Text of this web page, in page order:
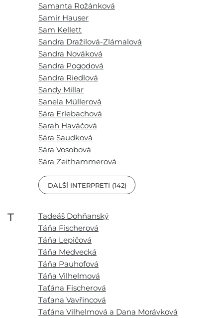
Samanta Rožánková
Samir Hauser
Sam Kellett
Sandra Dražilová-Zlámalová
Sandra Nováková
Sandra Pogodová
Sandra Riedlová
Sandy Millar
Sanela Müllerová
Sára Erlebachová
Sarah Haváčová
Sára Saudková
Sára Vosobová
Sára Zeithammerová
DALŠÍ INTERPRETI (142)
T
Tadeáš Dohňanský
Táňa Fischerová
Táňa Lepičová
Táňa Medvecká
Táňa Pauhofová
Táňa Vilhelmová
Taťána Fischerová
Taťana Vavřincová
Taťána Vilhelmová a Dana Morávková